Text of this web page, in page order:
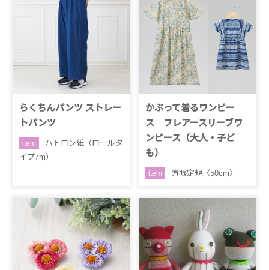
らくちんパンツ ストレー
トパンツ
item
ハトロン紙（ロールタ
イプ7m）
かぶって着るワンピー
ス フレアースリーブワ
ンピース（大人・子ど
も）
item 方眼定規〈50cm〉